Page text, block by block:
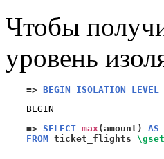
Чтобы
уровень
=> BEGIN ISOLATION LEVEL
=> SELECT max (amount ) AS
FROM ticket_flights \gset